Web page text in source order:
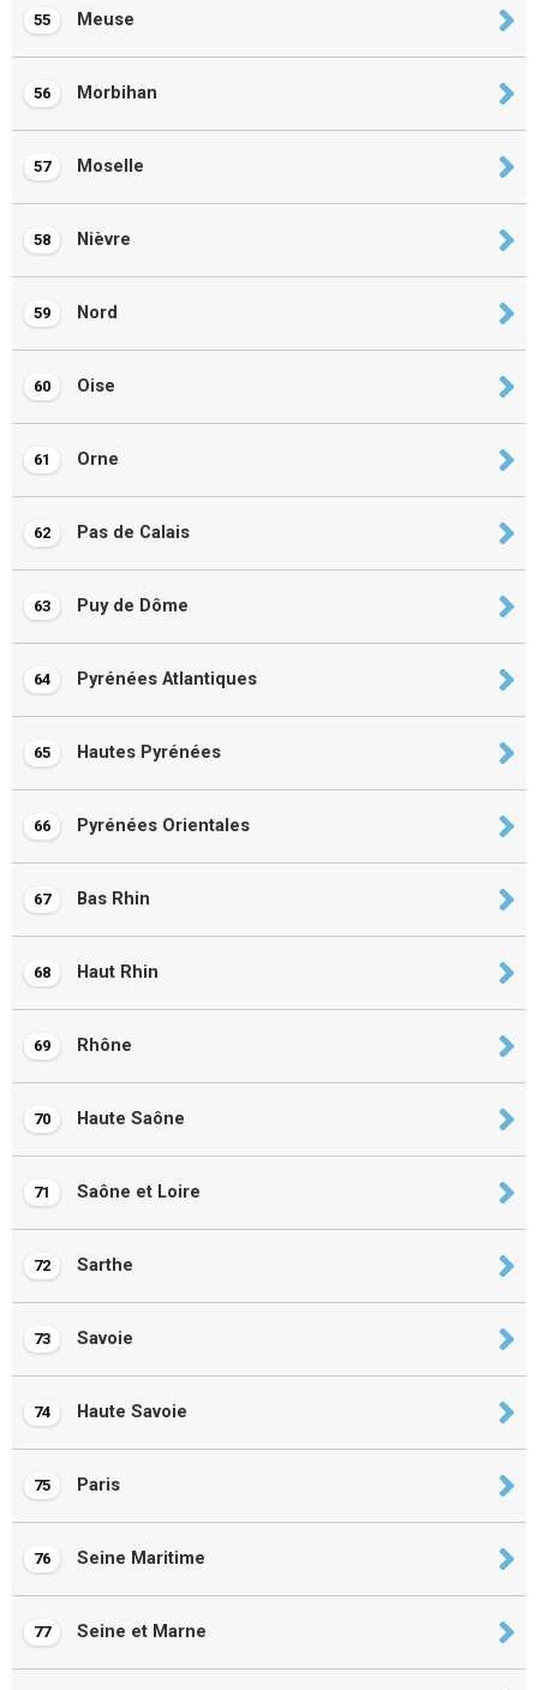
55 Meuse
56 Morbihan
57 Moselle
58 Nièvre
59 Nord
60 Oise
61 Orne
62 Pas de Calais
63 Puy de Dôme
64 Pyrénées Atlantiques
65 Hautes Pyrénées
66 Pyrénées Orientales
67 Bas Rhin
68 Haut Rhin
69 Rhône
70 Haute Saône
71 Saône et Loire
72 Sarthe
73 Savoie
74 Haute Savoie
75 Paris
76 Seine Maritime
77 Seine et Marne